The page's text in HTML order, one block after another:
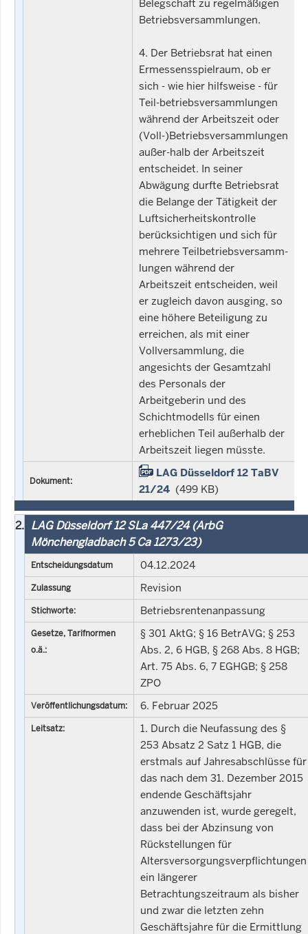
Belegschaft zu regelmäßigen
Betriebsversammlungen.
4. Der Betriebsrat hat einen
Ermessensspielraum, ob er
sich - wie hier hilfsweise - für
Teil-betriebsversammlungen
während der Arbeitszeit oder
(Voll-)Betriebsversammlungen
außer-halb der Arbeitszeit
entscheidet. In seiner
Abwägung durfte Betriebsrat
die Belange der Tätigkeit der
Luftsicherheitskontrolle
berücksichtigen und sich für
mehrere Teilbetriebsversamm-
lungen während der
Arbeitszeit entscheiden, weil
er zugleich davon ausging, so
eine höhere Beteiligung zu
erreichen, als mit einer
Vollversammlung, die
angesichts der Gesamtzahl
des Personals der
Arbeitgeberin und des
Schichtmodells für einen
erheblichen Teil außerhalb der
Arbeitszeit liegen müsste.
Dokument:
LAG Düsseldorf 12 TaBV
21/24 (499 KB)
2. LAG Düsseldorf 12 SLa 447/24 (ArbG
Mönchengladbach 5 Ca 1273/23)
Entscheidungsdatum 04.12.2024
Zulassung Revision
Stichworte: Betriebsrentenanpassung
Gesetze, Tarifnormen
o.ä.:
§ 301 AktG; § 16 BetrAVG; § 253
Abs. 2, 6 HGB, § 268 Abs. 8 HGB;
Art. 75 Abs. 6, 7 EGHGB; § 258
ZPO
Veröffentlichungsdatum: 6. Februar 2025
Leitsatz:
1. Durch die Neufassung des §
253 Absatz 2 Satz 1 HGB, die
erstmals auf Jahresabschlüsse für
das nach dem 31. Dezember 2015
endende Geschäftsjahr
anzuwenden ist, wurde geregelt,
dass bei der Abzinsung von
Rückstellungen für
Altersversorgungsverpflichtungen
ein längerer
Betrachtungszeitraum als bisher
und zwar die letzten zehn
Geschäftsjahre für die Ermittlung